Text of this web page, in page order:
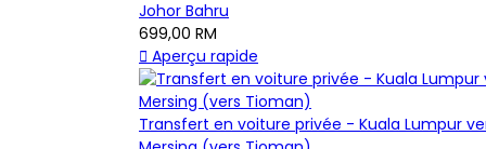
Johor Bahru
699,00 RM
 Aperçu rapide
Transfert en voiture privée - Kuala Lumpur